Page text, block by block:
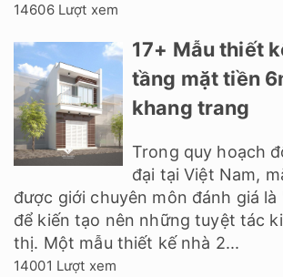
14606 Lượt xem
17+ Mẫu thiết
tầng mặt tiền
khang trang
Trong quy hoạch
đại tại Việt Nam,
được giới chuyên môn đánh giá là
để kiến tạo nên những tuyệt tác
thị. Một mẫu thiết kế nhà 2...
14001 Lượt xem